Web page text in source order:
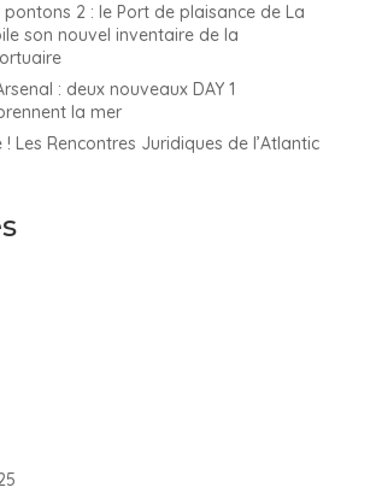
pontons 2 : le Port de plaisance de La
son nouvel inventaire de la
: deux nouveaux DAY 1
la mer
Les Rencontres Juridiques de l’Atlantic